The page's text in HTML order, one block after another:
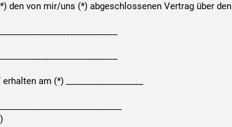
den von mir/uns (*) abgeschlossenen Vertrag über
am (*) __________________